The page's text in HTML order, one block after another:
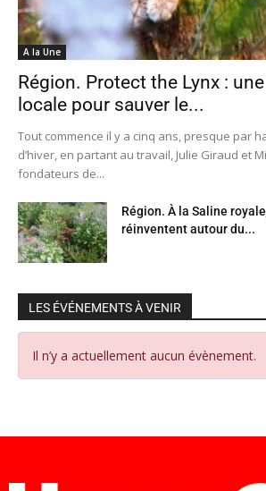
A la Une
Région. Protect the Lynx :
locale pour sauver le...
Tout commence il y a cinq ans, presque par
d’hiver, en partant au travail, Julie Giraud et
fondateurs de...
Région. À la Saline
réinventent autour du...
LES ÉVÉNEMENTS À VENIR
Il n’y a actuellement aucun évènement.